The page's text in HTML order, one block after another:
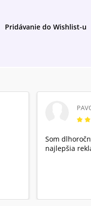
Pridávanie do Wishlist-u
Som
najlepšia